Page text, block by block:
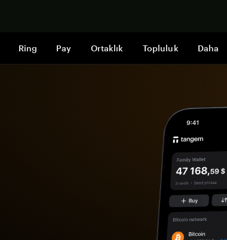
Ring Pay Ortaklık Topluluk Daha